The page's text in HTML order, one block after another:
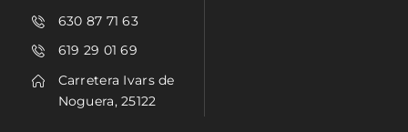
630 87 71 63
619 29 01 69
Carretera Ivars de
Noguera, 25122